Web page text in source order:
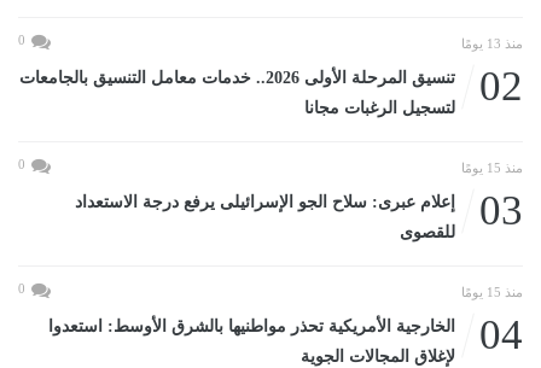
منذ 13 يومًا 0
02
تنسيق المرحلة الأولى 2026.. خدمات معامل التنسيق بالجامعات
لتسجيل الرغبات مجانا
منذ 15 يومًا 0
03
إعلام عبرى: سلاح الجو الإسرائيلى يرفع درجة الاستعداد
للقصوى
منذ 15 يومًا 0
04
الخارجية الأمريكية تحذر مواطنيها بالشرق الأوسط: استعدوا
لإغلاق المجالات الجوية